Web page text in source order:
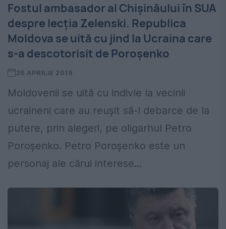
Fostul ambasador al Chișinăului în SUA
despre lecția Zelenski. Republica
Moldova se uită cu jind la Ucraina care
s-a descotorisit de Poroșenko
26 APRILIE 2019
Moldovenii se uită cu indivie la vecinii
ucraineni care au reușit să-l debarce de la
putere, prin alegeri, pe oligarhul Petro
Poroșenko. Petro Poroşenko este un
personaj ale cărui interese...